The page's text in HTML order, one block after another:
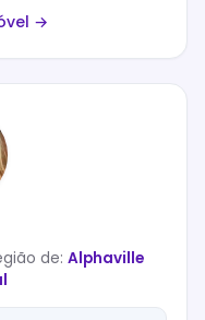
→
de: Alphaville